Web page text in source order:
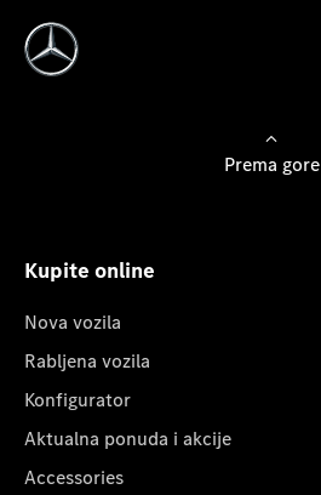
Prema gore
Kupite online
Nova vozila
Rabljena vozila
Konfigurator
Aktualna ponuda i akcije
Accessories